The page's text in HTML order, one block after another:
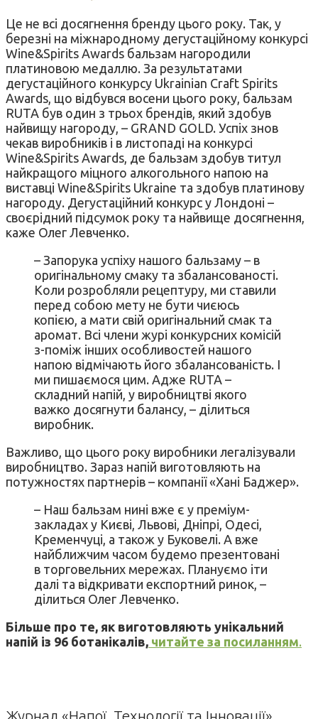
Це не всі досягнення бренду цього року. Так, у
березні на міжнародному дегустаційному конкурсі
Wine&Spirits Awards бальзам нагородили
платиновою медаллю. За результатами
дегустаційного конкурсу Ukrainian Craft Spirits
Awards, що відбувся восени цього року, бальзам
RUTA був один з трьох брендів, який здобув
найвищу нагороду, – GRAND GOLD. Успіх знов
чекав виробників і в листопаді на конкурсі
Wine&Spirits Awards, де бальзам здобув титул
найкращого міцного алкогольного напою на
виставці Wine&Spirits Ukraine та здобув платинову
нагороду. Дегустаційний конкурс у Лондоні –
своєрідний підсумок року та найвище досягнення,
каже Олег Левченко.
– Запорука успіху нашого бальзаму – в
оригінальному смаку та збалансованості.
Коли розробляли рецептуру, ми ставили
перед собою мету не бути чиєюсь
копією, а мати свій оригінальний смак та
аромат. Всі члени журі конкурсних комісій
з-поміж інших особливостей нашого
напою відмічають його збалансованість. І
ми пишаємося цим. Адже RUTA –
складний напій, у виробництві якого
важко досягнути балансу, – ділиться
виробник.
Важливо, що цього року виробники легалізували
виробництво. Зараз напій виготовляють на
потужностях партнерів – компанії «Хані Баджер».
– Наш бальзам нині вже є у преміум-
закладах у Києві, Львові, Дніпрі, Одесі,
Кременчуці, а також у Буковелі. А вже
найближчим часом будемо презентовані
в торговельних мережах. Плануємо іти
далі та відкривати експортний ринок, –
ділиться Олег Левченко.
Більше про те, як виготовляють унікальний
напій із 96 ботанікалів, читайте за посиланням.